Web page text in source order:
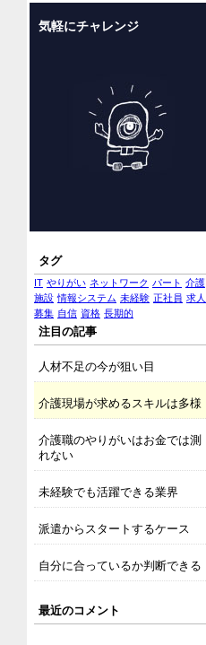
気軽にチャレンジ
タグ
IT やりがい ネットワーク パート 介護
施設 情報システム 未経験 正社員 求人
募集 自信 資格 長期的
注目の記事
人材不足の今が狙い目
介護現場が求めるスキルは多様
介護職のやりがいはお金では測
れない
未経験でも活躍できる業界
派遣からスタートするケース
自分に合っているか判断できる
最近のコメント